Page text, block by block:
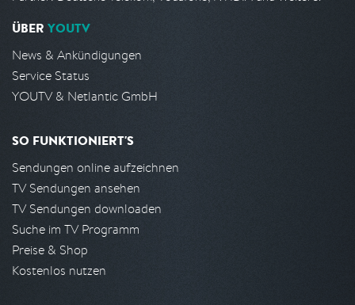
ÜBER YOUTV
News & Ankündigungen
Service Status
YOUTV & Netlantic GmbH
SO FUNKTIONIERT'S
Sendungen online aufzeichnen
TV Sendungen ansehen
TV Sendungen downloaden
Suche im TV Programm
Preise & Shop
Kostenlos nutzen